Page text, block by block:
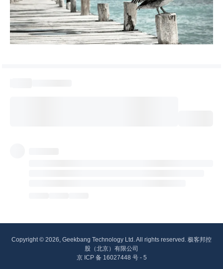
Copyright © 2026, Geekbang Technology Ltd. All rights reserved. 极客邦控
股（北京）有限公司
京 ICP 备 16027448 号 - 5